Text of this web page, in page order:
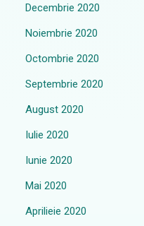
Decembrie 2020
Noiembrie 2020
Octombrie 2020
Septembrie 2020
August 2020
Iulie 2020
Iunie 2020
Mai 2020
Aprilieie 2020